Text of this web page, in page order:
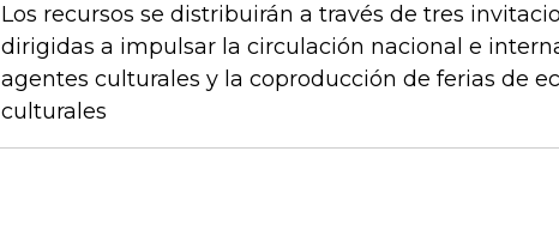
Los recursos se distribuirán a través de tres
dirigidas a impulsar la circulación nacional e
agentes culturales y la coproducción de ferias de
culturales